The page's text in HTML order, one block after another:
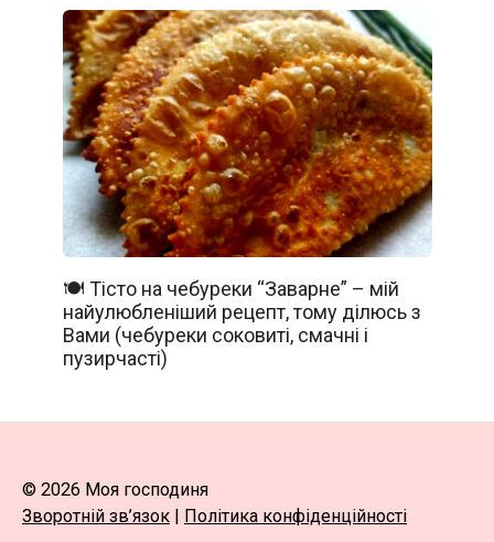
🍽️ Тісто на чебуреки “Заварне” – мій
найулюбленіший рецепт, тому ділюсь з
Вами (чебуреки соковиті, смачні і
пузирчасті)
© 2026 Моя господиня
Зворотній зв’язок | Політика конфіденційності